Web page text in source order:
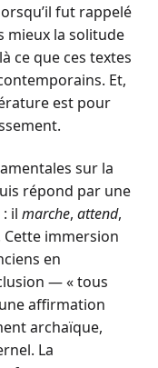
fut rappelé
mieux la solitude
ce que ces textes
Et,
est pour
sur la
répond par une
il marche, attend,
immersion
en
— « tous
affirmation
archaïque,
La